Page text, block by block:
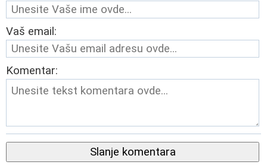
Vaš email:
Komentar:
Slanje komentara